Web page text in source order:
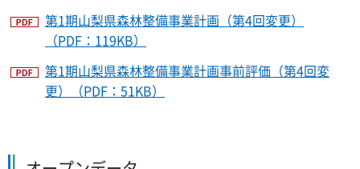
第1期山梨県森林整備事業計画（第4回変更）
（PDF：119KB）
第1期山梨県森林整備事業計画事前評価（第4回変
更）（PDF：51KB）